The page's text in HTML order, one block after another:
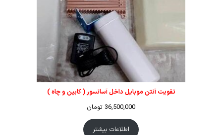
تقویت آنتن موبایل داخل آسانسور ( کابین و چاه )
36,500,000 تومان
اطلاعات بیشتر